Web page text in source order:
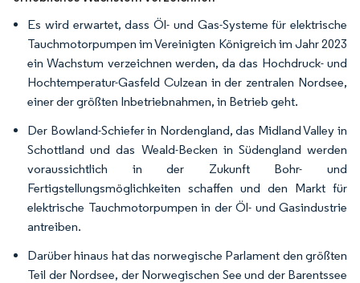
Es wird erwartet, dass Öl- und Gas-Systeme für elektrische
Tauchmotorpumpen im Vereinigten Königreich im Jahr 2023
ein Wachstum verzeichnen werden, da das Hochdruck- und
Hochtemperatur-Gasfeld Culzean in der zentralen Nordsee,
einer der größten Inbetriebnahmen, in Betrieb geht.
Der Bowland-Schiefer in Nordengland, das Midland Valley in
Schottland und das Weald-Becken in Südengland werden
voraussichtlich in der Zukunft Bohr- und
Fertigstellungsmöglichkeiten schaffen und den Markt für
elektrische Tauchmotorpumpen in der Öl- und Gasindustrie
antreiben.
Darüber hinaus hat das norwegische Parlament den größten
Teil der Nordsee, der Norwegischen See und der Barentssee